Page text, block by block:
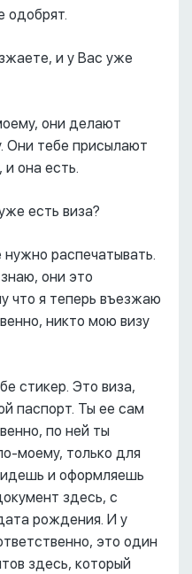
одобрят.
и у Вас уже
они делают
Они тебе присылают
и она есть.
есть виза?
распечатывать.
они это
что я теперь въезжаю
никто мою визу
стикер. Это виза,
паспорт. Ты ее сам
по ней ты
моему, только для
и оформляешь
здесь, с
рождения. И у
это один
здесь, который